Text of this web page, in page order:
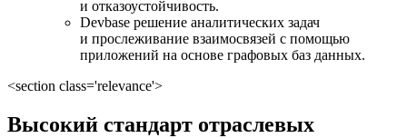
и отказоустойчивость.
Devbase решение аналитических задач
и прослеживание взаимосвязей с помощью
приложений на основе графовых баз данных.
<section class='relevance'>
Высокий стандарт отраслевых